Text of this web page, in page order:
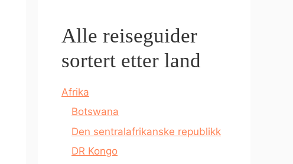
Alle reiseguider
sortert etter land
Afrika
Botswana
Den sentralafrikanske republikk
DR Kongo